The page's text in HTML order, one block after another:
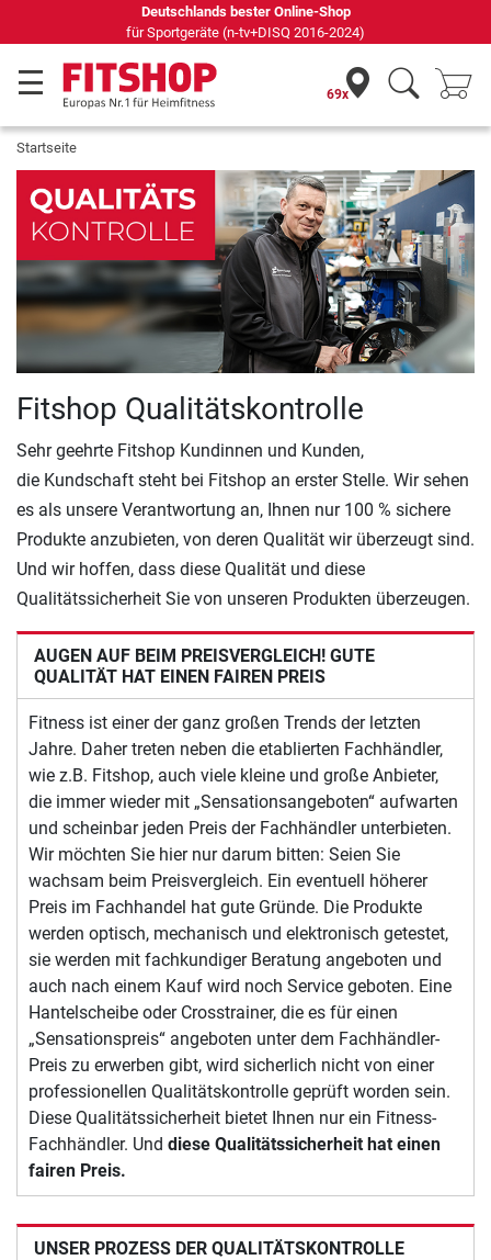
Deutschlands bester Online-Shop
für Sportgeräte (n-tv+DISQ 2016-2024)
69x
Startseite
Fitshop Qualitätskontrolle
Sehr geehrte Fitshop Kundinnen und Kunden,
die Kundschaft steht bei Fitshop an erster Stelle. Wir sehen
es als unsere Verantwortung an, Ihnen nur 100 % sichere
Produkte anzubieten, von deren Qualität wir überzeugt sind.
Und wir hoffen, dass diese Qualität und diese
Qualitätssicherheit Sie von unseren Produkten überzeugen.
AUGEN AUF BEIM PREISVERGLEICH! GUTE
QUALITÄT HAT EINEN FAIREN PREIS
Fitness ist einer der ganz großen Trends der letzten
Jahre. Daher treten neben die etablierten Fachhändler,
wie z.B. Fitshop, auch viele kleine und große Anbieter,
die immer wieder mit „Sensationsangeboten“ aufwarten
und scheinbar jeden Preis der Fachhändler unterbieten.
Wir möchten Sie hier nur darum bitten: Seien Sie
wachsam beim Preisvergleich. Ein eventuell höherer
Preis im Fachhandel hat gute Gründe. Die Produkte
werden optisch, mechanisch und elektronisch getestet,
sie werden mit fachkundiger Beratung angeboten und
auch nach einem Kauf wird noch Service geboten. Eine
Hantelscheibe oder Crosstrainer, die es für einen
„Sensationspreis“ angeboten unter dem Fachhändler-
Preis zu erwerben gibt, wird sicherlich nicht von einer
professionellen Qualitätskontrolle geprüft worden sein.
Diese Qualitätssicherheit bietet Ihnen nur ein Fitness-
Fachhändler. Und diese Qualitätssicherheit hat einen
fairen Preis.
UNSER PROZESS DER QUALITÄTSKONTROLLE